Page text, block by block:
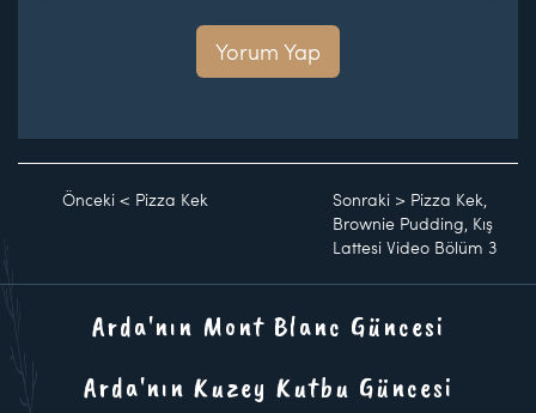
Yorum Yap
Önceki < Pizza Kek Sonraki > Pizza Kek,
Brownie Pudding, Kış
Lattesi Video Bölüm 3
Arda'nın Mont Blanc Güncesi
Arda'nın Kuzey Kutbu Güncesi